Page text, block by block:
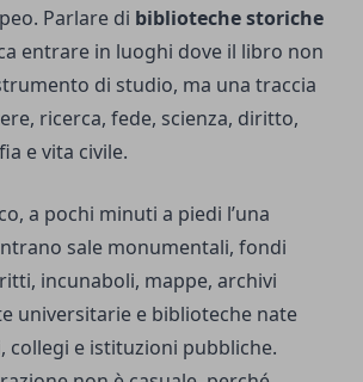
Parlare di biblioteche storiche
entrare in luoghi dove il libro non
di studio, ma una traccia
ricerca, fede, scienza, diritto,
e vita civile.
a pochi minuti a piedi l’una
sale monumentali, fondi
incunaboli, mappe, archivi
universitarie e biblioteche nate
collegi e istituzioni pubbliche.